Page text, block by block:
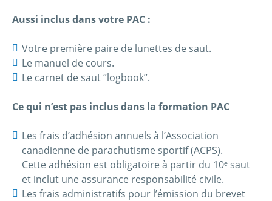
Aussi inclus dans votre PAC :
Votre première paire de lunettes de saut.
Le manuel de cours.
Le carnet de saut ‘’logbook’’.
Ce qui n’est pas inclus dans la formation PAC
Les frais d’adhésion annuels à l’Association
canadienne de parachutisme sportif (ACPS).
Cette adhésion est obligatoire à partir du 10ᵉ saut
et inclut une assurance responsabilité civile.
Les frais administratifs pour l’émission du brevet